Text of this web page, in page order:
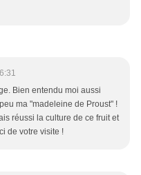
Bien entendu moi aussi
ma "madeleine de Proust" !
réussi la culture de ce fruit et
de votre visite !